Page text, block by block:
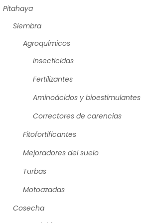
Pitahaya
Siembra
Agroquímicos
Insecticidas
Fertilizantes
Aminoácidos y bioestimulantes
Correctores de carencias
Fitofortificantes
Mejoradores del suelo
Turbas
Motoazadas
Cosecha